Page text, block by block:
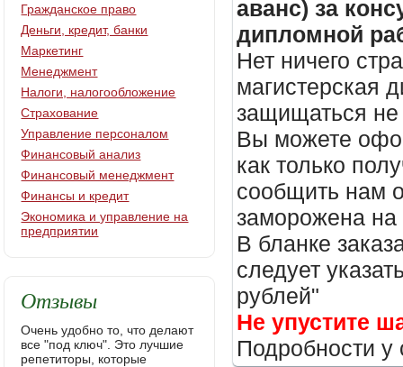
аванс) за
дипломной
Нет ничего
магистерская
защищаться не
Вы можете
как только
сообщить нам
заморожена
В бланке
следует
рублей"
Не упустите
Подробности
Гражданское право
Деньги, кредит, банки
Маркетинг
Менеджмент
Налоги, налогообложение
Страхование
Управление персоналом
Финансовый анализ
Финансовый менеджмент
Финансы и кредит
Экономика и управление на
предприятии
Отзывы
Очень удобно то, что делают
все "под ключ". Это лучшие
репетиторы, которые